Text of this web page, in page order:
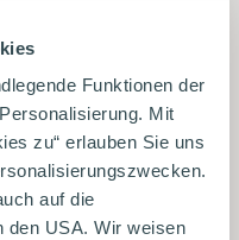
Funktionen der
Mit
zu“ erlauben Sie uns
auf die
den USA. Wir weisen